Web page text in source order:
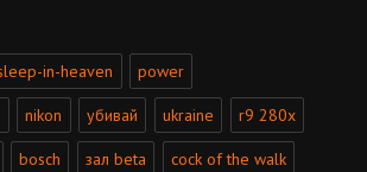
in-heaven power
nikon убивай ukraine r9 280x
bosch зал beta cock of the walk